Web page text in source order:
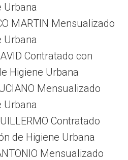
Urbana
MARTIN Mensualizado
Urbana
Contratado con
Higiene Urbana
Mensualizado
Urbana
Contratado
de Higiene Urbana
Mensualizado